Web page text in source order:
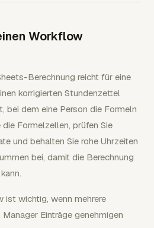
Workflow
Berechnung reicht für eine
korrigierten Stundenzettel
bei dem eine Person die Formeln
Formelzellen, prüfen Sie
und behalten Sie rohe Uhrzeiten
bei, damit die Berechnung
ist wichtig, wenn mehrere
Einträge genehmigen